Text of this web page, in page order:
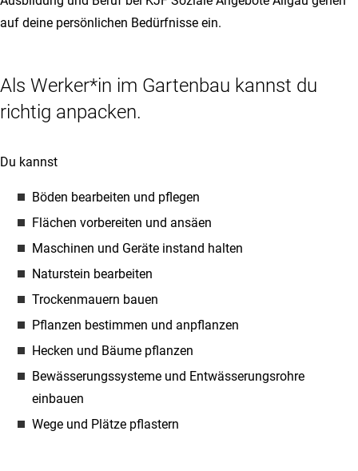
auf deine persönlichen Bedürfnisse ein.
Als Werker*in im Gartenbau kannst du
richtig anpacken.
Du kannst
Böden bearbeiten und pflegen
Flächen vorbereiten und ansäen
Maschinen und Geräte instand halten
Naturstein bearbeiten
Trockenmauern bauen
Pflanzen bestimmen und anpflanzen
Hecken und Bäume pflanzen
Bewässerungssysteme und Entwässerungsrohre
einbauen
Wege und Plätze pflastern